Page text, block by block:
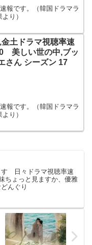
報です。（韓国ドラマラ
り）
土ドラマ視聴率速
美しい世の中,ブッ
さん シーズン 17
報です。（韓国ドラマラ
り）
す 日々ドラマ視聴率速
ちょっと見ますか、優雅
んぐり